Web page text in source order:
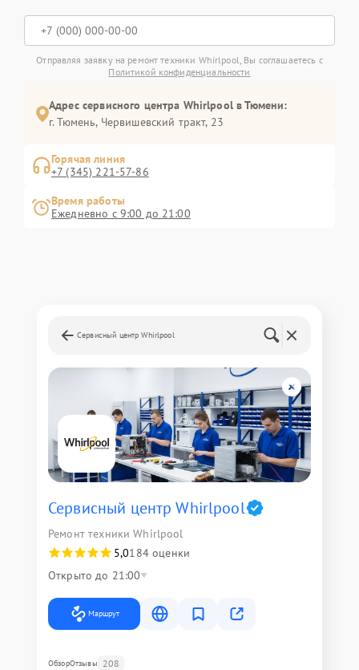
Отправляя заявку на ремонт техники Whirlpool, Вы соглашаетесь с
Политикой конфиденциальности
Адрес сервисного центра Whirlpool в Тюмени:
г. Тюмень, ​Червишевский тракт, 23
Горячая линия
+7 (345) 221-57-86
Время работы
Ежедневно с 9:00 до 21:00
Сервисный центр Whirlpool
Сервисный центр Whirlpool
Ремонт техники Whirlpool
5,0184 оценки
Открыто до 21:00
Маршрут
ОбзорОтзывы 208